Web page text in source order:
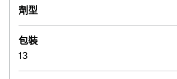
劑型
包裝
13